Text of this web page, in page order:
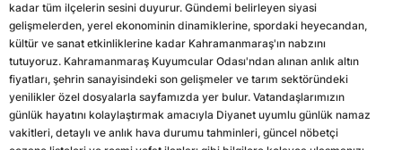
kadar tüm ilçelerin sesini duyurur. Gündemi belirleyen siyasi
gelişmelerden, yerel ekonominin dinamiklerine, spordaki heyecandan,
kültür ve sanat etkinliklerine kadar Kahramanmaraş'ın nabzını
tutuyoruz. Kahramanmaraş Kuyumcular Odası'ndan alınan anlık altın
fiyatları, şehrin sanayisindeki son gelişmeler ve tarım sektöründeki
yenilikler özel dosyalarla sayfamızda yer bulur. Vatandaşlarımızın
günlük hayatını kolaylaştırmak amacıyla Diyanet uyumlu günlük namaz
vakitleri, detaylı ve anlık hava durumu tahminleri, güncel nöbetçi